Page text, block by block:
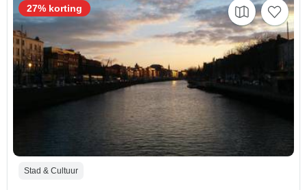
Stad & Cultuur
27% korting